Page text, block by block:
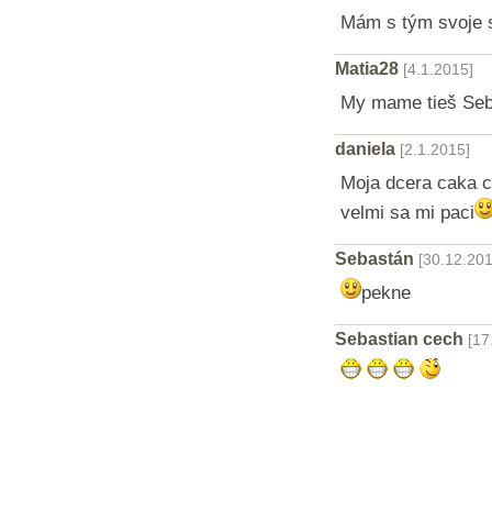
Mám s tým svoje
Matia28 [4.1.2015]
My mame tieš
daniela [2.1.2015]
Moja dcera caka
velmi sa mi paci
Sebastán
pekne
Sebastian cech